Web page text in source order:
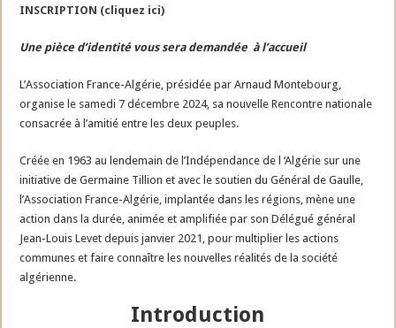
INSCRIPTION (cliquez ici)
Une pièce d’identité vous sera demandée à l’accueil
L’Association France-Algérie, présidée par Arnaud Montebourg,
organise le samedi 7 décembre 2024, sa nouvelle Rencontre nationale
consacrée à l’amitié entre les deux peuples.
Créée en 1963 au lendemain de l’Indépendance de l ‘Algérie sur une
initiative de Germaine Tillion et avec le soutien du Général de Gaulle,
l’Association France-Algérie, implantée dans les régions, mène une
action dans la durée, animée et amplifiée par son Délégué général
Jean-Louis Levet depuis janvier 2021, pour multiplier les actions
communes et faire connaître les nouvelles réalités de la société
algérienne.
Introduction